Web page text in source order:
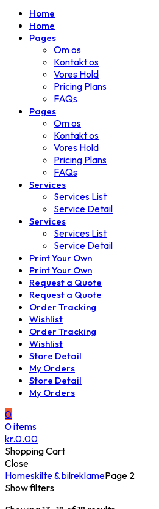
Home
Home
Pages
Om os
Kontakt os
Vores Hold
Pricing Plans
FAQs
Pages
Om os
Kontakt os
Vores Hold
Pricing Plans
FAQs
Services
Services List
Service Detail
Services
Services List
Service Detail
Print Your Own
Print Your Own
Request a Quote
Request a Quote
Order Tracking
Wishlist
Order Tracking
Wishlist
Store Detail
My Orders
Store Detail
My Orders
0
0items
kr.0.00
Shopping Cart
Close
Homeskilte & bilreklamePage 2
Show filters